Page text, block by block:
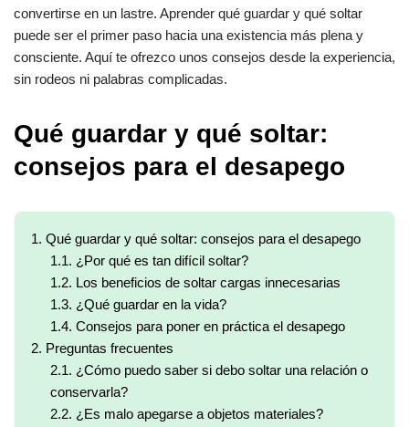
convertirse en un lastre. Aprender qué guardar y qué soltar
puede ser el primer paso hacia una existencia más plena y
consciente. Aquí te ofrezco unos consejos desde la experiencia,
sin rodeos ni palabras complicadas.
Qué guardar y qué soltar:
consejos para el desapego
1. Qué guardar y qué soltar: consejos para el desapego
1.1. ¿Por qué es tan difícil soltar?
1.2. Los beneficios de soltar cargas innecesarias
1.3. ¿Qué guardar en la vida?
1.4. Consejos para poner en práctica el desapego
2. Preguntas frecuentes
2.1. ¿Cómo puedo saber si debo soltar una relación o
conservarla?
2.2. ¿Es malo apegarse a objetos materiales?